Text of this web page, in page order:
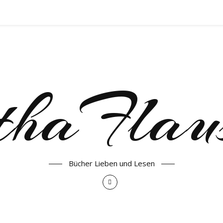
Bücher Lieben und Lesen